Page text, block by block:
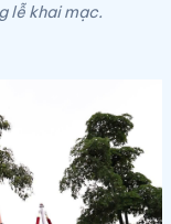
lễ khai mạc.